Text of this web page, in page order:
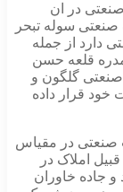
در ان
سوله تبحر
دارد از جمله
قلعه حسن
گلگون و
قرار داده
صنعتی در مقیاس
املاک در
و جاده خاوران